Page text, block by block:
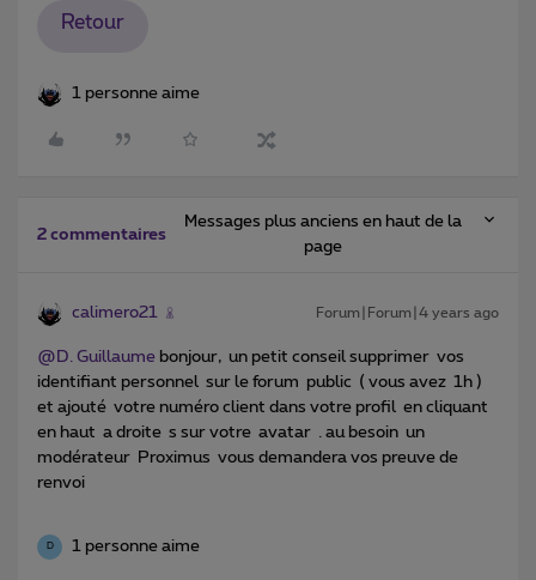
Retour
1 personne aime
2 commentaires
Messages plus anciens en haut de la
page
calimero21 Forum|Forum|4 years ago
@D. Guillaume bonjour, un petit conseil supprimer vos
identifiant personnel sur le forum public ( vous avez 1h )
et ajouté votre numéro client dans votre profil en cliquant
en haut a droite s sur votre avatar . au besoin un
modérateur Proximus vous demandera vos preuve de
renvoi
D 1 personne aime